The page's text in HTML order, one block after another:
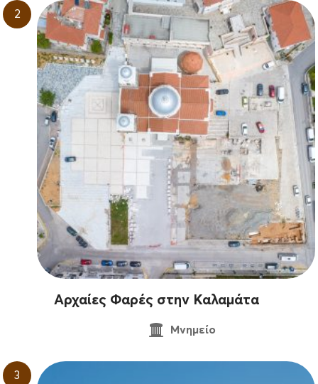
2
Αρχαίες Φαρές στην Καλαμάτα
Μνημείο
3